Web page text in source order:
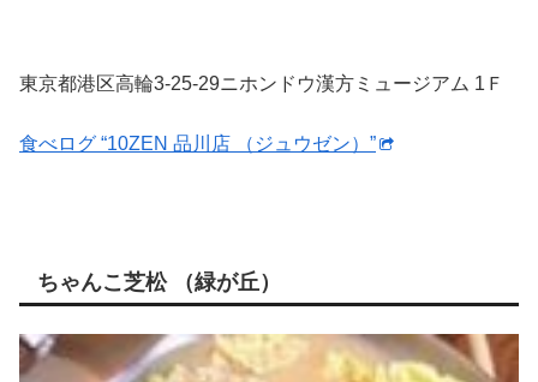
東京都港区高輪3-25-29ニホンドウ漢方ミュージアム 1Ｆ
食べログ “10ZEN 品川店 （ジュウゼン）”
ちゃんこ芝松 （緑が丘）